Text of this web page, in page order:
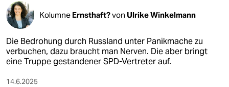
Kolumne Ernsthaft?von Ulrike Winkelmann
Die Bedrohung durch Russland unter Panikmache zu
verbuchen, dazu braucht man Nerven. Die aber bringt
eine Truppe gestandener SPD-Vertreter auf.
14.6.2025